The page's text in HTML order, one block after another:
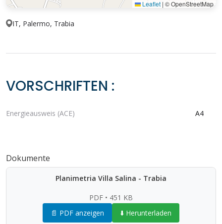
Leaflet | © OpenStreetMap
IT, Palermo, Trabia
VORSCHRIFTEN :
Energieausweis (ACE) A4
Dokumente
Planimetria Villa Salina - Trabia
PDF • 451 KB
📄 PDF anzeigen
⬇️ Herunterladen